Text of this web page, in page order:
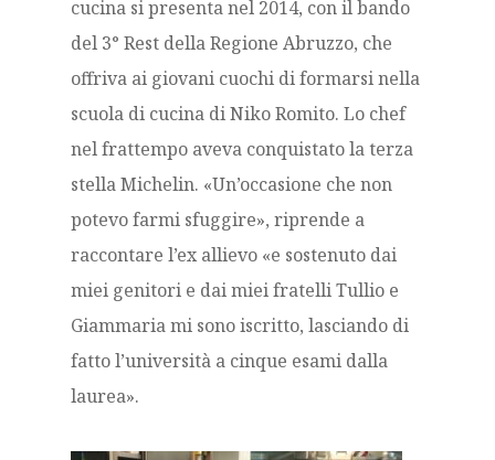
cucina si presenta nel 2014, con il bando
del 3° Rest della Regione Abruzzo, che
offriva ai giovani cuochi di formarsi nella
scuola di cucina di Niko Romito. Lo chef
nel frattempo aveva conquistato la terza
stella Michelin. «Un’occasione che non
potevo farmi sfuggire», riprende a
raccontare l’ex allievo «e sostenuto dai
miei genitori e dai miei fratelli Tullio e
Giammaria mi sono iscritto, lasciando di
fatto l’università a cinque esami dalla
laurea».